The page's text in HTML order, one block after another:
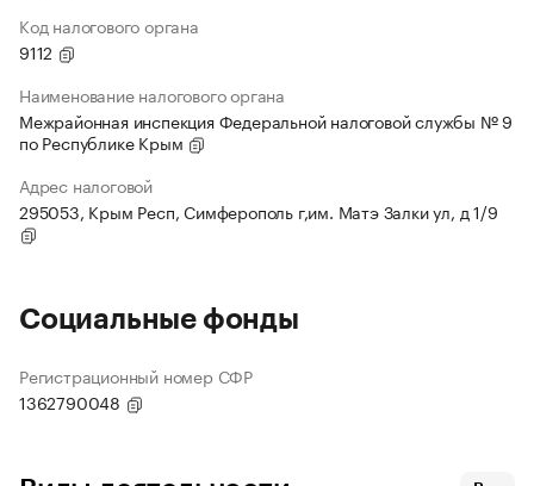
Код налогового органа
9112
Наименование налогового органа
Межрайонная инспекция Федеральной налоговой службы № 9
по Республике Крым
Адрес налоговой
295053, Крым Респ, Симферополь г,им. Матэ Залки ул, д 1/9
Социальные фонды
Регистрационный номер СФР
1362790048